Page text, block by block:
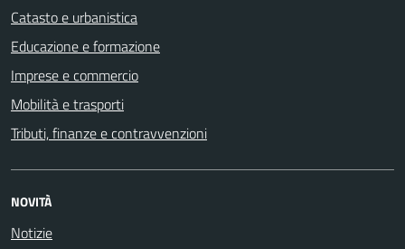
Catasto e urbanistica
Educazione e formazione
Imprese e commercio
Mobilità e trasporti
Tributi, finanze e contravvenzioni
NOVITÀ
Notizie